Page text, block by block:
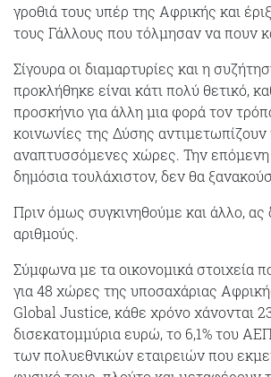
γροθιά τους υπέρ της Αφρικής και
τους Γάλλους που τόλμησαν να πουν
Σίγουρα οι διαμαρτυρίες και η
προκλήθηκε είναι κάτι πολύ θετικό,
προσκήνιο για άλλη μια φορά τον
κοινωνίες της Δύσης αντιμετωπίζουν
αναπτυσσόμενες χώρες. Την επόμενη
δημόσια τουλάχιστον, δεν θα
Πριν όμως συγκινηθούμε και άλλο, ας
αριθμούς.
Σύμφωνα με τα οικονομικά στοιχεία
για 48 χώρες της υποσαχάριας
Global Justice, κάθε χρόνο χάνονται
δισεκατομμύρια ευρώ, το 6,1% του
των πολυεθνικών εταιρειών που